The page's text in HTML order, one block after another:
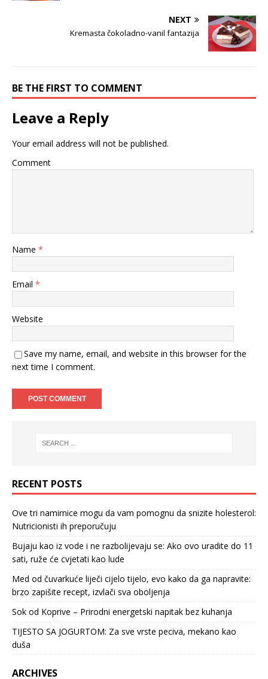
NEXT
Kremasta čokoladno-vanil fantazija
BE THE FIRST TO COMMENT
Leave a Reply
Your email address will not be published.
Comment
Name *
Email *
Website
Save my name, email, and website in this browser for the
next time I comment.
RECENT POSTS
Ove tri namirnice mogu da vam pomognu da snizite holesterol:
Nutricionisti ih preporučuju
Bujaju kao iz vode i ne razbolijevaju se: Ako ovo uradite do 11
sati, ruže će cvjetati kao lude
Med od čuvarkuće liječi cijelo tijelo, evo kako da ga napravite:
brzo zapišite recept, izvlači sva oboljenja
Sok od Koprive – Prirodni energetski napitak bez kuhanja
TIJESTO SA JOGURTOM: Za sve vrste peciva, mekano kao
duša
ARCHIVES